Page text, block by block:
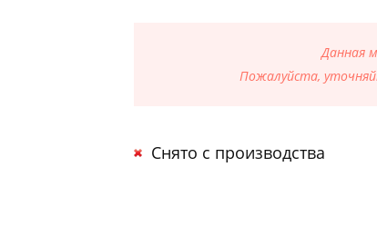
Данная
Пожалуйста,
Снято с производства